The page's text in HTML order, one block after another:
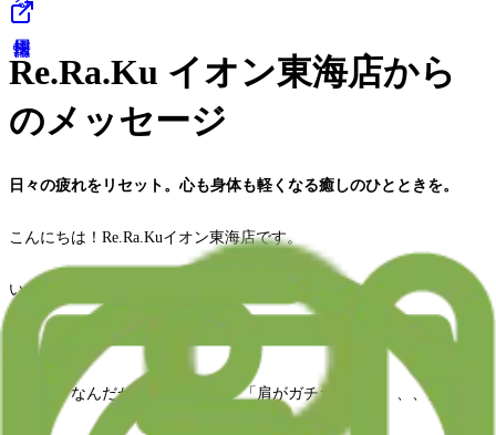
Re.Ra.Ku イオン東海店から
のメッセージ
日々の疲れをリセット。心も身体も軽くなる癒しのひとときを。
こんにちは！Re.Ra.Kuイオン東海店です。
いつも当店をご利用いただき誠にありがとうございます！
「最近、なんだか身体が重いな」「肩がガチガチで、、、、」